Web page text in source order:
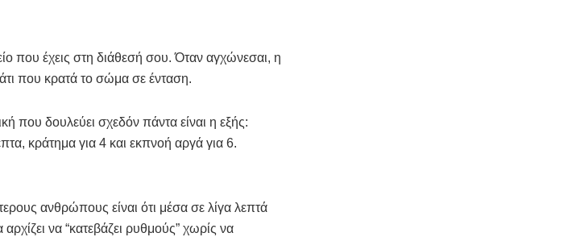
που έχεις στη διάθεσή σου. Όταν αγχώνεσαι, η
που κρατά το σώμα σε ένταση.
που δουλεύει σχεδόν πάντα είναι η εξής:
κράτημα για 4 και εκπνοή αργά για 6.
ανθρώπους είναι ότι μέσα σε λίγα λεπτά
να “κατεβάζει ρυθμούς” χωρίς να